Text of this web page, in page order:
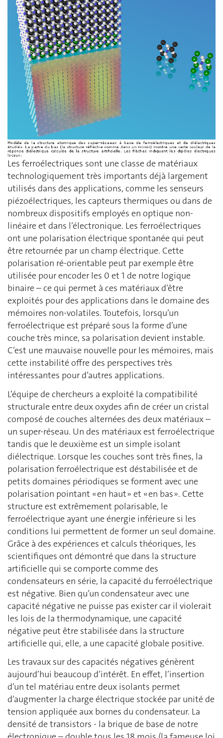
Les ferroélectriques sont une classe de matériaux
technologiquement très importants déjà largement
utilisés dans des applications, comme les senseurs
piézoélectriques, les capteurs thermiques ou dans de
nombreux dispositifs employés en optique non-
linéaire et dans l’électronique. Les ferroélectriques
ont une polarisation électrique spontanée qui peut
être retournée par un champ électrique. Cette
polarisation ré-orientable peut par exemple être
utilisée pour encoder les 0 et 1 de notre logique
binaire – ce qui permet à ces matériaux d’être
exploités pour des applications dans le domaine des
mémoires non-volatiles. Toutefois, lorsqu’un
ferroélectrique est préparé sous la forme d’une
couche très mince, sa polarisation devient instable.
C’est une mauvaise nouvelle pour les mémoires, mais
cette instabilité offre des perspectives très
intéressantes pour d’autres applications.
L’équipe de chercheurs a exploité la compatibilité
structurale entre deux oxydes afin de créer un cristal
composé de couches alternées des deux matériaux –
un super-réseau. Un des matériaux est ferroélectrique
tandis que le deuxième est un simple isolant
diélectrique. Lorsque les couches sont très fines, la
polarisation ferroélectrique est déstabilisée et de
petits domaines périodiques se forment avec une
polarisation pointant « en haut » et « en bas ». Cette
structure est extrêmement polarisable, le
ferroélectrique ayant une énergie inférieure si les
conditions lui permettent de former un seul domaine.
Grâce à des expériences et calculs théoriques, les
scientifiques ont démontré que dans la structure
artificielle qui se comporte comme des
condensateurs en série, la capacité du ferroélectrique
est négative. Bien qu’un condensateur avec une
capacité négative ne puisse pas exister car il violerait
les lois de la thermodynamique, une capacité
négative peut être stabilisée dans la structure
artificielle qui, elle, a une capacité globale positive.
Les travaux sur des capacités négatives génèrent
aujourd’hui beaucoup d’intérêt. En effet, l’insertion
d’un tel matériau entre deux isolants permet
d’augmenter la charge électrique stockée par unité de
tension appliquée aux bornes du condensateur. La
densité de transistors - la brique de base de notre